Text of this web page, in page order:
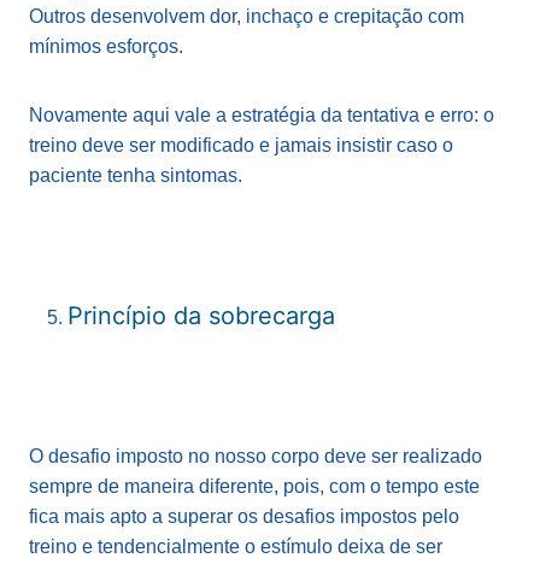
Outros desenvolvem dor, inchaço e crepitação com
mínimos esforços.
Novamente aqui vale a estratégia da tentativa e erro: o
treino deve ser modificado e jamais insistir caso o
paciente tenha sintomas.
Princípio da sobrecarga
O desafio imposto no nosso corpo deve ser realizado
sempre de maneira diferente, pois, com o tempo este
fica mais apto a superar os desafios impostos pelo
treino e tendencialmente o estímulo deixa de ser